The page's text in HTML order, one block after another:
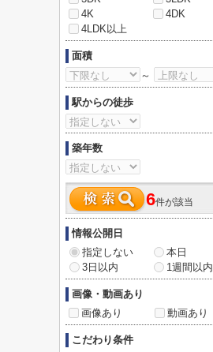
4K
4DK
4LDK以上
面積
～
駅からの徒歩
築年数
6件が該当
情報公開日
指定しない
本日
3日以内
1週間以内
画像・動画あり
画像あり
動画あり
こだわり条件